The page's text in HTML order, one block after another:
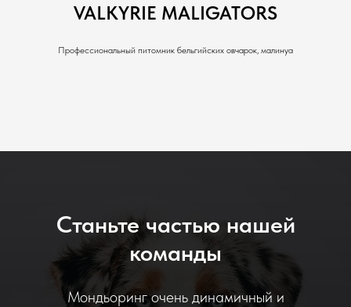
VALKYRIE MALIGATORS
Профессиональный питомник бельгийских овчарок, малинуа
Станьте частью нашей
команды
Мондьоринг очень динамичный и